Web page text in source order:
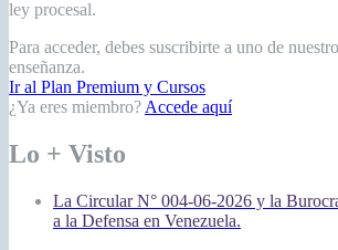
ley procesal.
Para acceder, debes suscribirte a uno de
enseñanza.
Ir al Plan Premium y Cursos
¿Ya eres miembro? Accede aquí
Lo + Visto
La Circular N° 004-06-2026 y la
a la Defensa en Venezuela.